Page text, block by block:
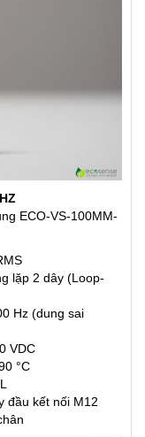
ECO-VS-100MM-
lặp 2 dây (Loop-
Hz (dung sai
VDC
°C
đầu kết nối M12